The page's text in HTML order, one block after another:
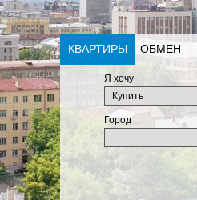
КВАРТИРЫ ОБМЕН
Я хочу
Город